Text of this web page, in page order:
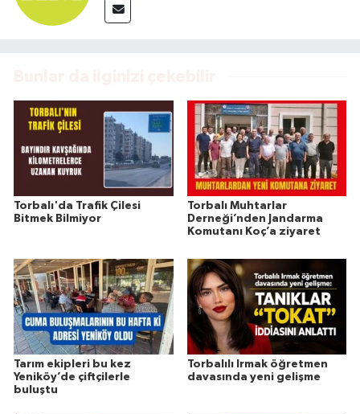
Torbalı'da Trafik Çilesi
Bitmek Bilmiyor
Torbalı Muhtarlar
Derneği’nden Jandarma
Komutanı Koç’a ziyaret
Tarım ekipleri bu kez
Yeniköy’de çiftçilerle
buluştu
Torbalılı Irmak öğretmen
davasında yeni gelişme